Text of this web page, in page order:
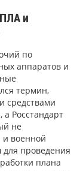
и
по
аппаратов и
термин,
средствами
Росстандарт
не
и военной
для проведения
плана